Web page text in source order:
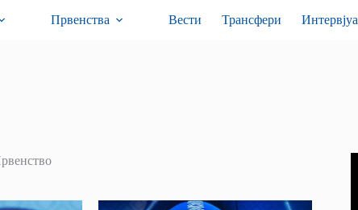
Првенства Вести Трансфери Интервјуа